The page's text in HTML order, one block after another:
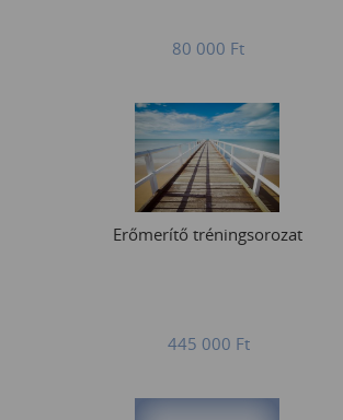
80 000 Ft
Erőmerítő tréningsorozat
445 000 Ft